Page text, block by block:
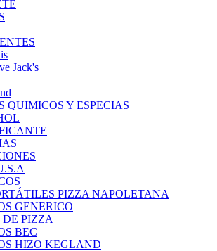
Jack's
QUIMICOS Y ESPECIAS
PIZZA NAPOLETANA
GENERICO
DE PIZZA
BEC
HIZO KEGLAND